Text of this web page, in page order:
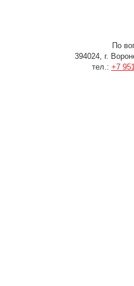
По
394024, г.
тел.: +7